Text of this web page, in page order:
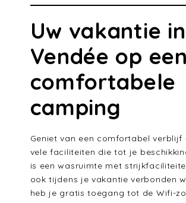
Uw vakantie
Vendée op een
comfortabele
camping
Geniet van een comfortabel verblijf
vele faciliteiten die tot je
is een wasruimte met
ook tijdens je vakantie verbonden
heb je gratis toegang tot de Wifi-